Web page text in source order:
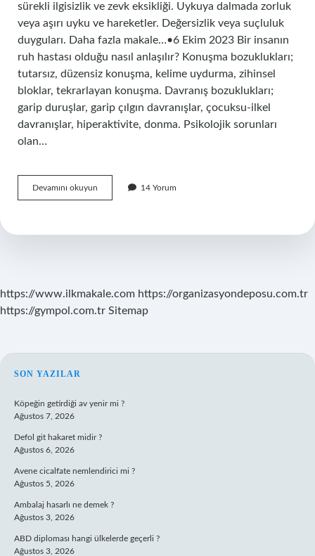
sürekli ilgisizlik ve zevk eksikliği. Uykuya dalmada zorluk
veya aşırı uyku ve hareketler. Değersizlik veya suçluluk
duyguları. Daha fazla makale…•6 Ekim 2023 Bir insanın
ruh hastası olduğu nasıl anlaşılır? Konuşma bozuklukları;
tutarsız, düzensiz konuşma, kelime uydurma, zihinsel
bloklar, tekrarlayan konuşma. Davranış bozuklukları;
garip duruşlar, garip çılgın davranışlar, çocuksu-ilkel
davranışlar, hiperaktivite, donma. Psikolojik sorunları
olan…
Devamını okuyun Psikolojik
Sorunu
Nasıl
14 Yorum
https://www.ilkmakale.com https://organizasyondeposu.com.tr
https://gympol.com.tr Sitemap
SIDEBAR
SON YAZILAR
Köpeğin getirdiği av yenir mi ?
Ağustos 7, 2026
Defol git hakaret midir ?
Ağustos 6, 2026
Avene cicalfate nemlendirici mi ?
Ağustos 5, 2026
Ambalaj hasarlı ne demek ?
Ağustos 3, 2026
ABD diploması hangi ülkelerde geçerli ?
Ağustos 3, 2026